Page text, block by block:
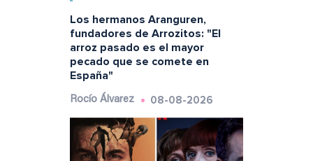
Los hermanos Aranguren,
fundadores de Arrozitos: "El
arroz pasado es el mayor
pecado que se comete en
España"
Rocío Álvarez 08-08-2026